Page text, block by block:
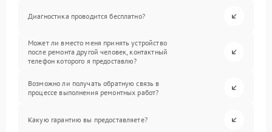
Диагностика проводится бесплатно?
Может ли вместо меня принять устройство
после ремонта другой человек, контактный
телефон которого я предоставлю?
Возможно ли получать обратную связь в
процессе выполнения ремонтных работ?
Какую гарантию вы предоставляете?